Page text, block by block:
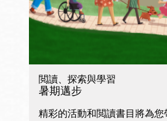
閲讀、探索與學習
暑期邁步
精彩的活動和閲讀書目將為您